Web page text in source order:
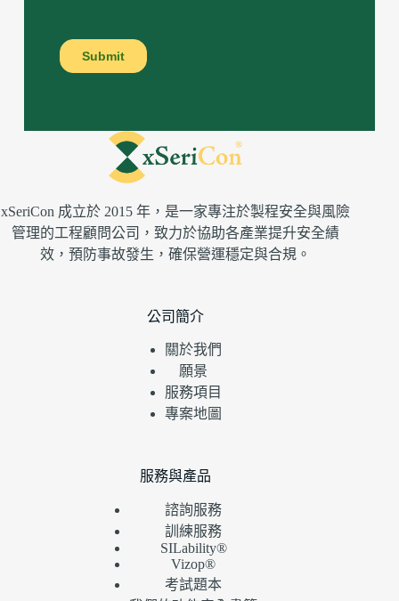
xSeriCon 成立於 2015 年，是一家專注於製程安全與風險
管理的工程顧問公司，致力於協助各產業提升安全績
效，預防事故發生，確保營運穩定與合規。
公司簡介
關於我們
願景
服務項目
專案地圖
服務與產品
諮詢服務
訓練服務
SILability®
Vizop®
考試題本